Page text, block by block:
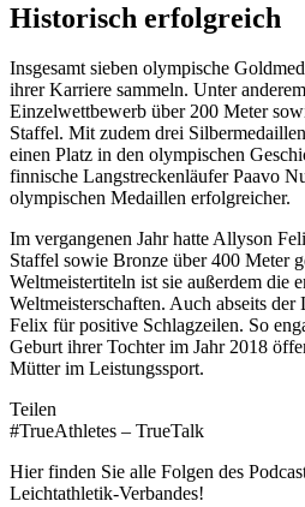
Historisch erfolgreich
Insgesamt sieben olympische
ihrer Karriere sammeln. Unter
Einzelwettbewerb über 200 Meter
Staffel. Mit zudem drei
einen Platz in den olympischen
finnische Langstreckenläufer Paavo
olympischen Medaillen erfolgreicher.
Im vergangenen Jahr hatte Allyson
Staffel sowie Bronze über 400 Meter
Weltmeistertiteln ist sie außerdem die
Weltmeisterschaften. Auch abseits
Felix für positive Schlagzeilen. So
Geburt ihrer Tochter im Jahr 2018
Mütter im Leistungssport.
Teilen
#TrueAthletes – TrueTalk
Hier finden Sie alle Folgen des
Leichtathletik-Verbandes!